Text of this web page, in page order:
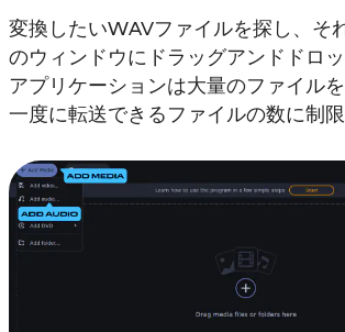
変換したいWAVファイルを探し、そ
のウィンドウにドラッグアンドドロ
アプリケーションは大量のファイルを
一度に転送できるファイルの数に制限